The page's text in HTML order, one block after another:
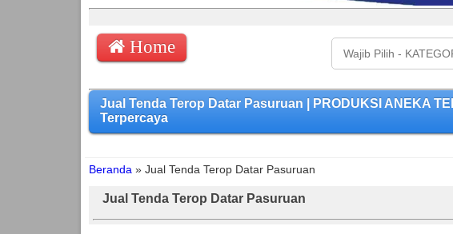
Home
Jual Tenda Terop Datar Pasuruan | PRODUKSI ANEKA
Terpercaya
Beranda » Jual Tenda Terop Datar Pasuruan
Jual Tenda Terop Datar Pasuruan